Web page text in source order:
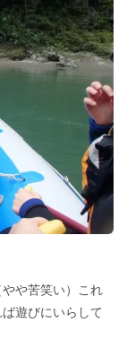
や苦笑い）これ
遊びにいらして